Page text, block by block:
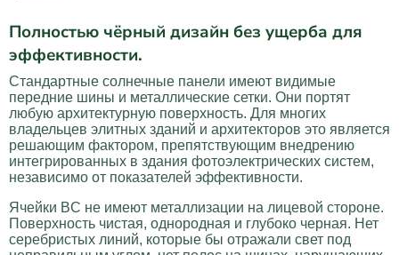
Полностью чёрный дизайн без ущерба для
эффективности.
Стандартные солнечные панели имеют видимые
передние шины и металлические сетки. Они портят
любую архитектурную поверхность. Для многих
владельцев элитных зданий и архитекторов это является
решающим фактором, препятствующим внедрению
интегрированных в здания фотоэлектрических систем,
независимо от показателей эффективности.
Ячейки BC не имеют металлизации на лицевой стороне.
Поверхность чистая, однородная и глубоко черная. Нет
серебристых линий, которые бы отражали свет под